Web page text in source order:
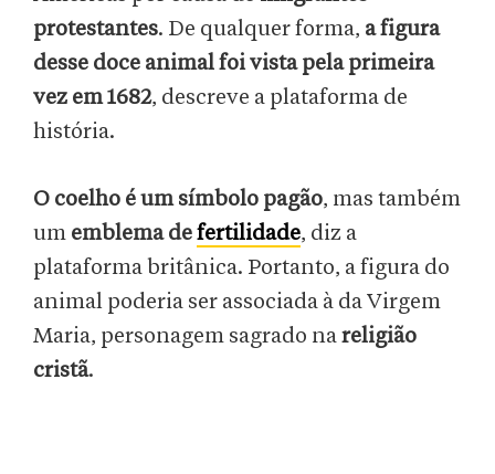
protestantes. De qualquer forma, a figura
desse doce animal foi vista pela primeira
vez em 1682, descreve a plataforma de
história.
O coelho é um símbolo pagão, mas também
um emblema defertilidade, diz a
plataforma britânica. Portanto, a figura do
animal poderia ser associada à da Virgem
Maria, personagem sagrado nareligião
cristã.